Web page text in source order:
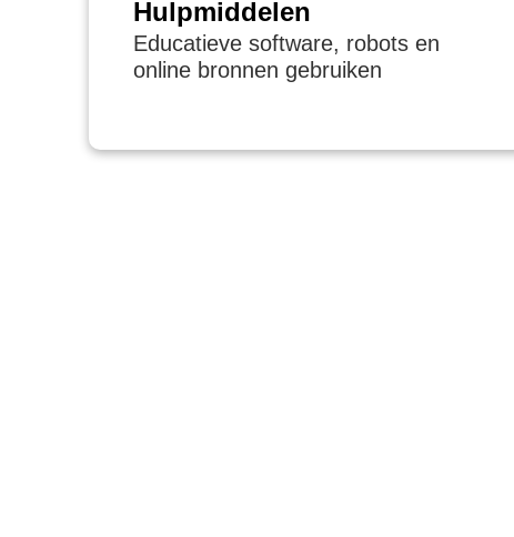
Hulpmiddelen
Educatieve software, robots en
online bronnen gebruiken